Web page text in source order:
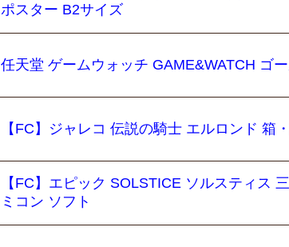
ポスター B2サイズ
任天堂 ゲームウォッチ GAME&WATCH ゴ
【FC】ジャレコ 伝説の騎士 エルロンド 箱
【FC】エピック SOLSTICE ソルスティス
ミコン ソフト